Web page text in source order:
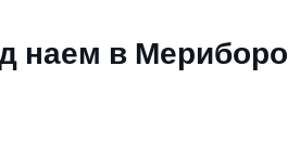
наем в Мериборо